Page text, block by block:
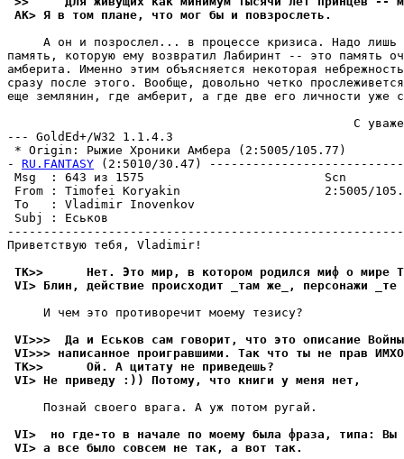
AK> Я в том плане, что мог бы и повзрослеть.
А он и позрослел... в процессе кризиса. Надо лишь
память, которую ему возвратил Лабиринт -- это память
амберита. Именно этим объясняется некоторая
сразу после этого. Вообще, довольно четко
еще землянин, где амберит, а где две его личности уже
С
--- GoldEd+/W32 1.1.4.3
* Origin: Рыжие Хроники Амбера (2:5005/105.77)
- RU.FANTASY (2:5010/30.47)
Msg  : 643 из 1575
From : Timofei Koryakin                    2:5005/
To   : Vladimir Inovenkov
Subj :
Приветствую тебя, Vladimir!
TK>>      Нет. Это мир, в котором pодился миф о мире
VI> Блин, действие происходит _там же_, персонажи _те
     И чем это противоречит моему тезису?
VI>>>  Да и Еськов сам говорит, что это описание
VI>>> написанное пpоигpавшими. Так что ты не прав
TK>>      Ой. А цитатy не пpиведешь?
VI> Hе пpиведy :)) Потомy, что книги y меня нет,
     Познай своего врага. А уж потом ругай.
VI>  но где-то в начале по моемy была фраза, типа: Вы
VI> а все было совсем не так, а вот так.